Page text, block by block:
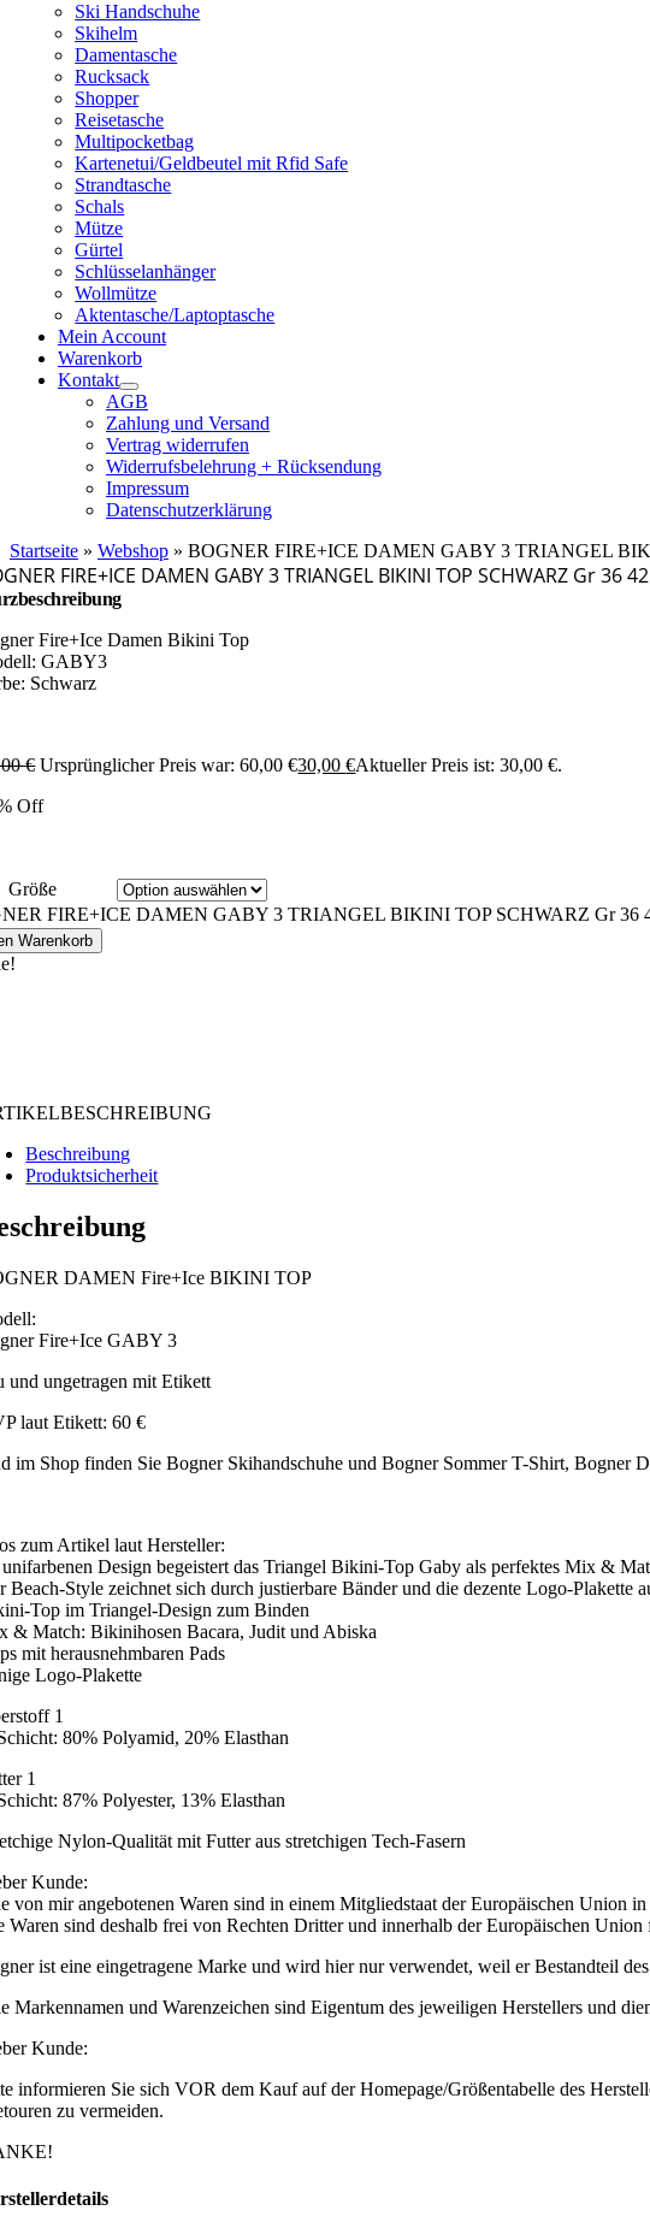
Ski Handschuhe
Skihelm
Damentasche
Rucksack
Shopper
Reisetasche
Multipocketbag
Kartenetui/Geldbeutel mit Rfid Safe
Strandtasche
Schals
Mütze
Gürtel
Schlüsselanhänger
Wollmütze
Aktentasche/Laptoptasche
Mein Account
Warenkorb
Kontakt
AGB
Zahlung und Versand
Vertrag widerrufen
Widerrufsbelehrung + Rücksendung
Impressum
Datenschutzerklärung
Startseite » Webshop » BOGNER FIRE+ICE DAMEN GABY 3 TRIANGEL
FIRE+ICE DAMEN GABY 3 TRIANGEL BIKINI TOP SCHWARZ Gr 36
Fire+Ice Damen Bikini Top
GABY3
Schwarz
€ Ursprünglicher Preis war: 60,00 €30,00€Aktueller Preis ist: 30,00 €.
Off
Größe
FIRE+ICE DAMEN GABY 3 TRIANGEL BIKINI TOP SCHWARZ Gr 36
Warenkorb
Beschreibung
Produktsicherheit
DAMEN Fire+Ice BIKINI TOP
Fire+Ice GABY 3
und ungetragen mit Etikett
laut Etikett: 60 €
im Shop finden Sie Bogner Skihandschuhe und Bogner Sommer T-Shirt, Bogner
zum Artikel laut Hersteller:
Design begeistert das Triangel Bikini-Top Gaby als perfektes Mix &
Beach-Style zeichnet sich durch justierbare Bänder und die dezente Logo-
Top im Triangel-Design zum Binden
& Match: Bikinihosen Bacara, Judit und Abiska
mit herausnehmbaren Pads
Logo-Plakette
1
80% Polyamid, 20% Elasthan
1
87% Polyester, 13% Elasthan
Nylon-Qualität mit Futter aus stretchigen Tech-Fasern
Kunde:
von mir angebotenen Waren sind in einem Mitgliedstaat der Europäischen Union
Waren sind deshalb frei von Rechten Dritter und innerhalb der Europäischen
ist eine eingetragene Marke und wird hier nur verwendet, weil er Bestandteil
Markennamen und Warenzeichen sind Eigentum des jeweiligen Herstellers und
Kunde:
informieren Sie sich VOR dem Kauf auf der Homepage/Größentabelle des
zu vermeiden.